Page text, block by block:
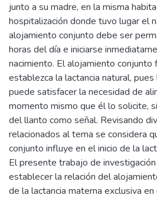
junto a su madre, en la misma
hospitalización donde tuvo lugar el
alojamiento conjunto debe ser
horas del día e iniciarse
nacimiento. El alojamiento conjunto
establezca la lactancia natural,
puede satisfacer la necesidad de
momento mismo que él lo solicite,
del llanto como señal. Revisando
relacionados al tema se considera
conjunto influye en el inicio de la
El presente trabajo de
establecer la relación del
de la lactancia materna exclusiva